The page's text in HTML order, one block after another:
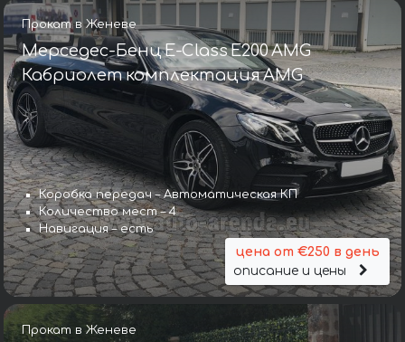
Прокат в Женеве
Мерседес-Бенц E-Class E200 AMG
Кабриолет комплектация AMG
Коробка передач – Автоматическая КП
Количество мест – 4
Навигация – есть
цена от €250 в день
описание и цены
Прокат в Женеве